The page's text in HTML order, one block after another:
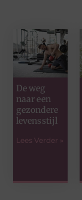
De weg
naar een
gezondere
levensstijl
Lees Verder »